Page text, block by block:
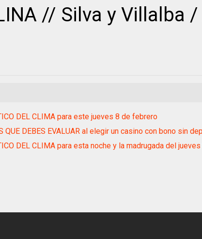
// Silva y Villalba
DEL CLIMA para este jueves 8 de febrero
QUE DEBES EVALUAR al elegir un casino con bono sin
DEL CLIMA para esta noche y la madrugada del